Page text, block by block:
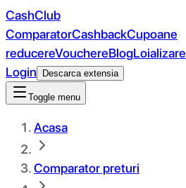
CashClub
ComparatorCashbackCupoane
reducereVouchereBlogLoializare
Login
Descarca extensia
Toggle menu
Acasa
Comparator preturi